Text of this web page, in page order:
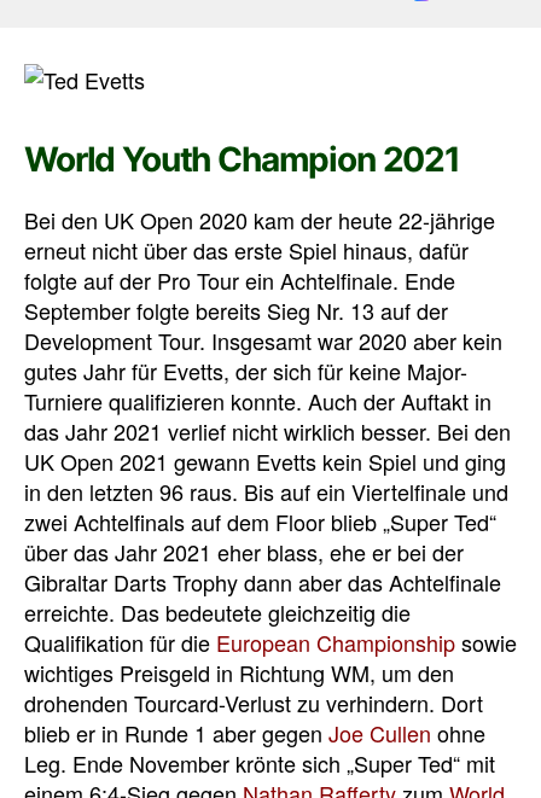
World Youth Champion 2021
Bei den UK Open 2020 kam der heute 22-jährige
erneut nicht über das erste Spiel hinaus, dafür
folgte auf der Pro Tour ein Achtelfinale. Ende
September folgte bereits Sieg Nr. 13 auf der
Development Tour. Insgesamt war 2020 aber kein
gutes Jahr für Evetts, der sich für keine Major-
Turniere qualifizieren konnte. Auch der Auftakt in
das Jahr 2021 verlief nicht wirklich besser. Bei den
UK Open 2021 gewann Evetts kein Spiel und ging
in den letzten 96 raus. Bis auf ein Viertelfinale und
zwei Achtelfinals auf dem Floor blieb „Super Ted“
über das Jahr 2021 eher blass, ehe er bei der
Gibraltar Darts Trophy dann aber das Achtelfinale
erreichte. Das bedeutete gleichzeitig die
Qualifikation für die European Championshipsowie
wichtiges Preisgeld in Richtung WM, um den
drohenden Tourcard-Verlust zu verhindern. Dort
blieb er in Runde 1 aber gegen Joe Cullen ohne
Leg. Ende November krönte sich „Super Ted“ mit